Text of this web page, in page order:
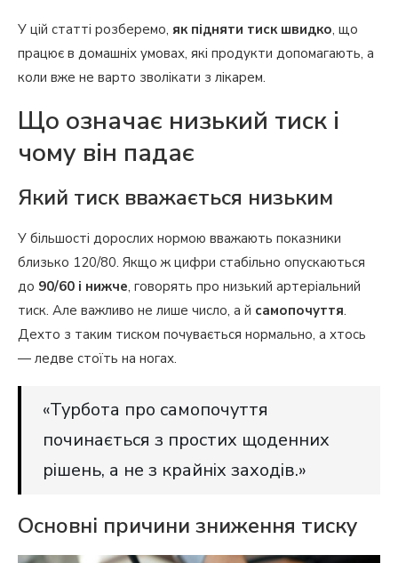
У цій статті розберемо, як підняти тиск швидко, що
працює в домашніх умовах, які продукти допомагають, а
коли вже не варто зволікати з лікарем.
Що означає низький тиск і
чому він падає
Який тиск вважається низьким
У більшості дорослих нормою вважають показники
близько 120/80. Якщо ж цифри стабільно опускаються
до 90/60 і нижче, говорять про низький артеріальний
тиск. Але важливо не лише число, а й самопочуття.
Дехто з таким тиском почувається нормально, а хтось
— ледве стоїть на ногах.
«Турбота про самопочуття
починається з простих щоденних
рішень, а не з крайніх заходів.»
Основні причини зниження тиску